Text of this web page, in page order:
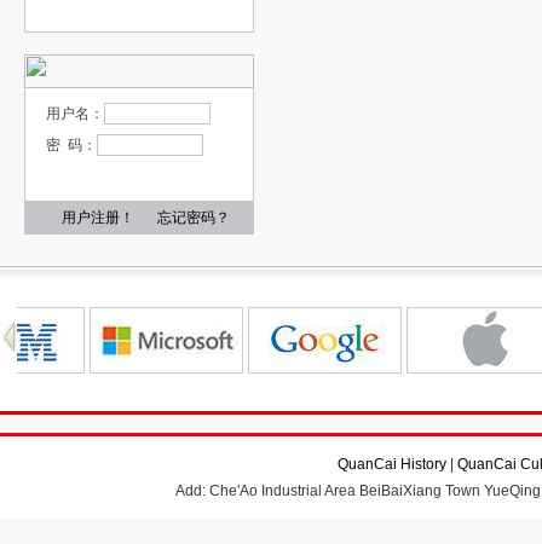
用户名：
密 码：
用户注册！ 忘记密码？
QuanCai History
QuanCai
Add: Che'Ao Industrial Area BeiBaiXiang Town